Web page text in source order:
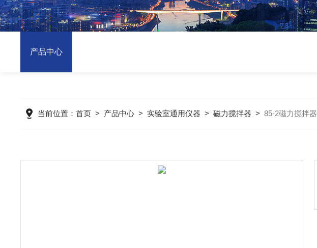
产品中心
当前位置：首页 > 产品中心 > 实验室通用仪器 >磁力搅拌器 >85-2磁力搅拌器